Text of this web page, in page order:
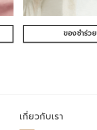
ของชำร่วย
เกี่ยวกับเรา